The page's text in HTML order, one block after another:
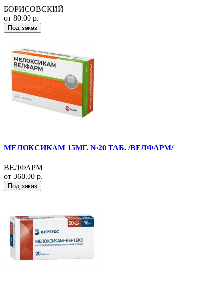
БОРИСОВСКИЙ
от 80.00 р.
Под заказ
МЕЛОКСИКАМ 15МГ. №20 ТАБ. /ВЕЛФАРМ/
ВЕЛФАРМ
от 368.00 р.
Под заказ